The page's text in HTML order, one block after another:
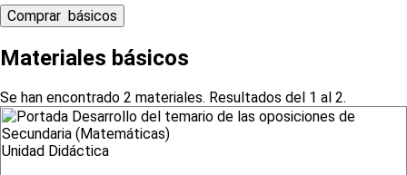
Materiales básicos
Se han encontrado 2 materiales. Resultados del 1 al 2.
Unidad Didáctica